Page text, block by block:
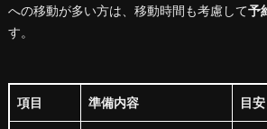
への移動が多い方は、移動時間も考慮して予
す。
項目 準備内容 目安